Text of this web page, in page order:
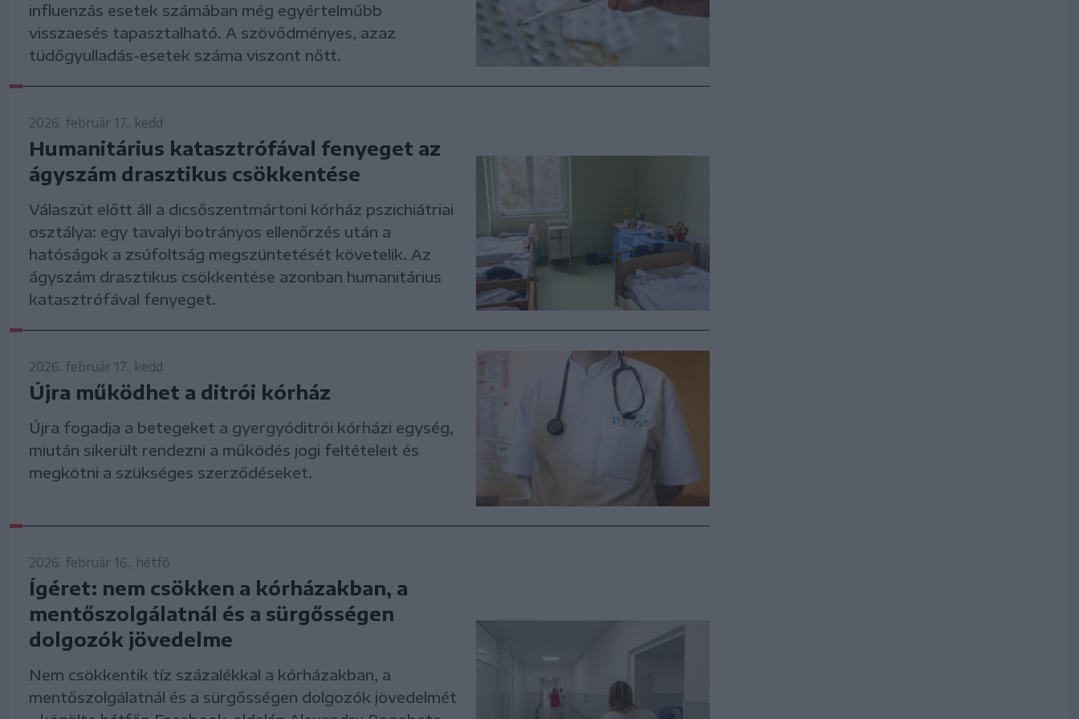
influenzás esetek számában még egyértelműbb
visszaesés tapasztalható. A szövődményes, azaz
tüdőgyulladás-esetek száma viszont nőtt.
2026. február 17., kedd
Humanitárius katasztrófával fenyeget az
ágyszám drasztikus csökkentése
Válaszút előtt áll a dicsőszentmártoni kórház pszichiátriai
osztálya: egy tavalyi botrányos ellenőrzés után a
hatóságok a zsúfoltság megszüntetését követelik. Az
ágyszám drasztikus csökkentése azonban humanitárius
katasztrófával fenyeget.
2026. február 17., kedd
Újra működhet a ditrói kórház
Újra fogadja a betegeket a gyergyóditrói kórházi egység,
miután sikerült rendezni a működés jogi feltételeit és
megkötni a szükséges szerződéseket.
2026. február 16., hétfő
Ígéret: nem csökken a kórházakban, a
mentőszolgálatnál és a sürgősségen
dolgozók jövedelme
Nem csökkentik tíz százalékkal a kórházakban, a
mentőszolgálatnál és a sürgősségen dolgozók jövedelmét